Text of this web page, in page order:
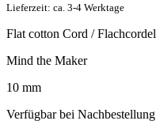
Lieferzeit: ca. 3-4 Werktage
Flat cotton Cord / Flachcordel
Mind the Maker
10 mm
Verfügbar bei Nachbestellung